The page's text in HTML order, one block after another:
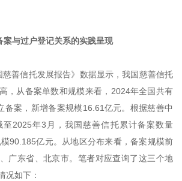
与过户登记关系的实践呈现
善信托发展报告》数据显示，我国慈善信托
，从备案单数和规模来看，2024年全国共有
备案，新增备案规模16.61亿元。根据慈善中
至2025年3月，我国慈善信托累计备案数量
90.185亿元。从地区分布来看，备案规模前
广东省、北京市。笔者对应查询了这三个地
况如下：